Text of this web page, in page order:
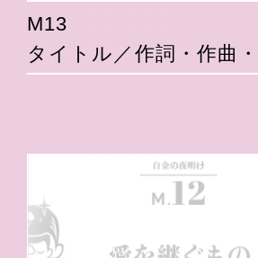
M13
タイトル／作詞・作曲